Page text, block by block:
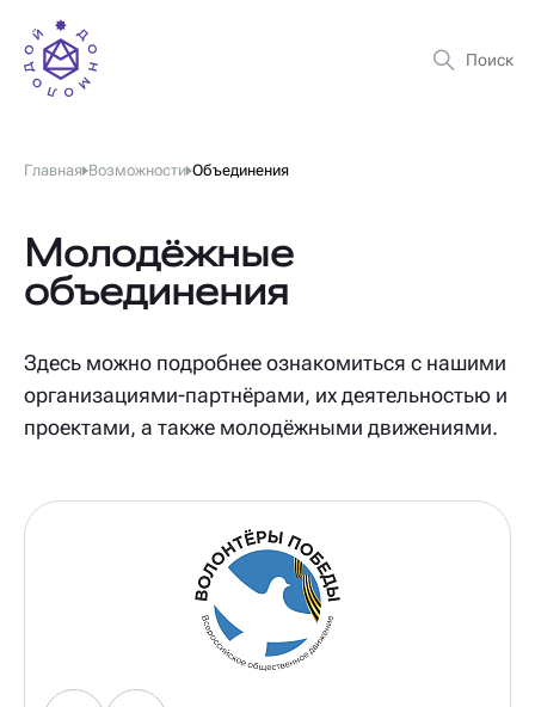
Главная Возможности Объединения
Молодёжные
объединения
Здесь можно подробнее ознакомиться с нашими
организациями-партнёрами, их деятельностью и
проектами, а также молодёжными движениями.